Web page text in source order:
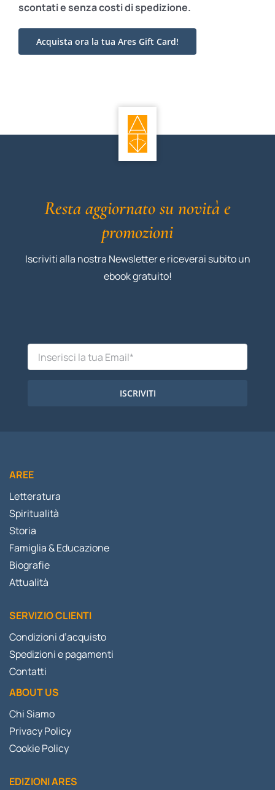
scontati esenza costi di spedizione.
Acquista ora la tua Ares Gift Card!
Resta aggiornato su novità e
promozioni
Iscriviti alla nostra Newsletter e riceverai subito un
ebook gratuito!
ISCRIVITI
AREE
Letteratura
Spiritualità
Storia
Famiglia & Educazione
Biografie
Attualità
SERVIZIO CLIENTI
Condizioni d’acquisto
Spedizioni e pagamenti
Contatti
ABOUT US
Chi Siamo
Privacy Policy
Cookie Policy
EDIZIONI ARES